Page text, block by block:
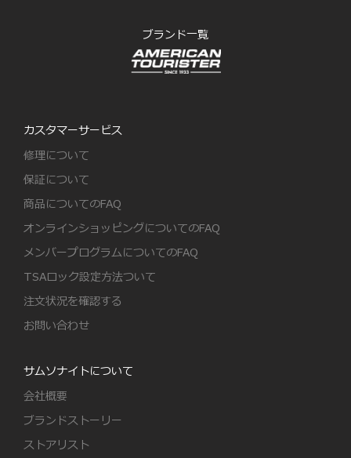
ブランド一覧
カスタマーサービス
修理について
保証について
商品についてのFAQ
オンラインショッピングについてのFAQ
メンバープログラムについてのFAQ
TSAロック設定方法ついて
注文状況を確認する
お問い合わせ
サムソナイトについて
会社概要
ブランドストーリー
ストアリスト